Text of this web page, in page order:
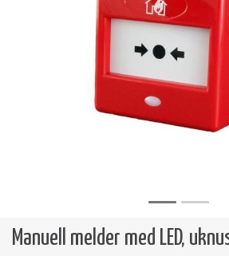
Manuell melder med LED,